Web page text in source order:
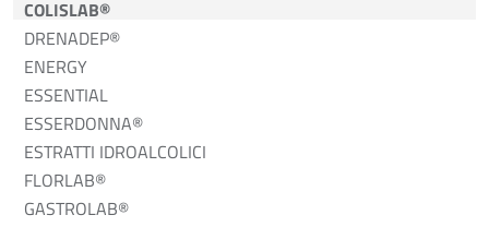
COLISLAB®
DRENADEP®
ENERGY
ESSENTIAL
ESSERDONNA®
ESTRATTI IDROALCOLICI
FLORLAB®
GASTROLAB®